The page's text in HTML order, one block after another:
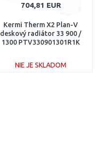
704,81 EUR
Kermi Therm X2 Plan-V
deskový radiátor 33 900 /
1300 PTV330901301R1K
NIE JE SKLADOM